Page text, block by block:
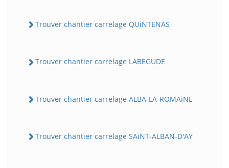
Trouver chantier carrelage QUiNTENAS
Trouver chantier carrelage LABEGUDE
Trouver chantier carrelage ALBA-LA-ROMAiNE
Trouver chantier carrelage SAiNT-ALBAN-D'AY